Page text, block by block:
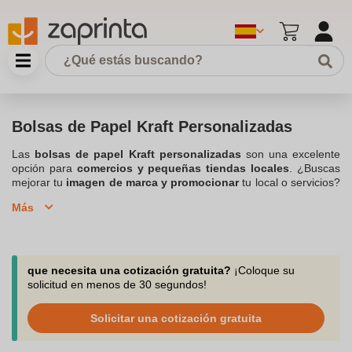
Bolsas de Papel Kraft Personalizadas
Las bolsas de papel Kraft personalizadas son una excelente
opción para comercios y pequeñas tiendas locales . ¿Buscas
mejorar tu imagen de marca y promocionartu local o servicios?
sostenible
el
un potente medio de promoción, llevando la marca a un
más ampliocada vez que se reutilizan. Además, su uso
ya que son una alternativa ecológica a las bolsas de plástico. Son
resistentes, prácticas y versátiles, ideales para todo tipo de
productos. Su durabilidad asegura que los clientes las reutilicen,
Más
que necesita una cotización gratuita? ¡Coloque su
solicitud en menos de 30 segundos!
Solicitar una cotización gratuita